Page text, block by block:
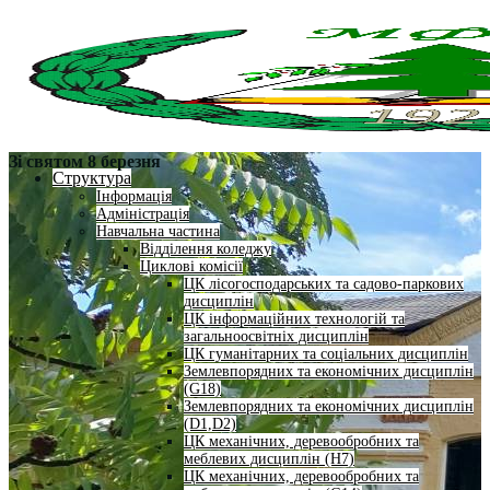
Структура
Інформація
Адміністрація
Навчальна частина
Відділення коледжу
Циклові комісії
ЦК лісогосподарських та садово-паркових
дисциплін
ЦК інформаційних технологій та
загальноосвітніх дисциплін
ЦК гуманітарних та соціальних дисциплін
Землевпорядних та економічних дисциплін
(G18)
Землевпорядних та економічних дисциплін
(D1,D2)
ЦК механічних, деревообробних та
меблевих дисциплін (H7)
ЦК механічних, деревообробних та
Зі святом 8 березня